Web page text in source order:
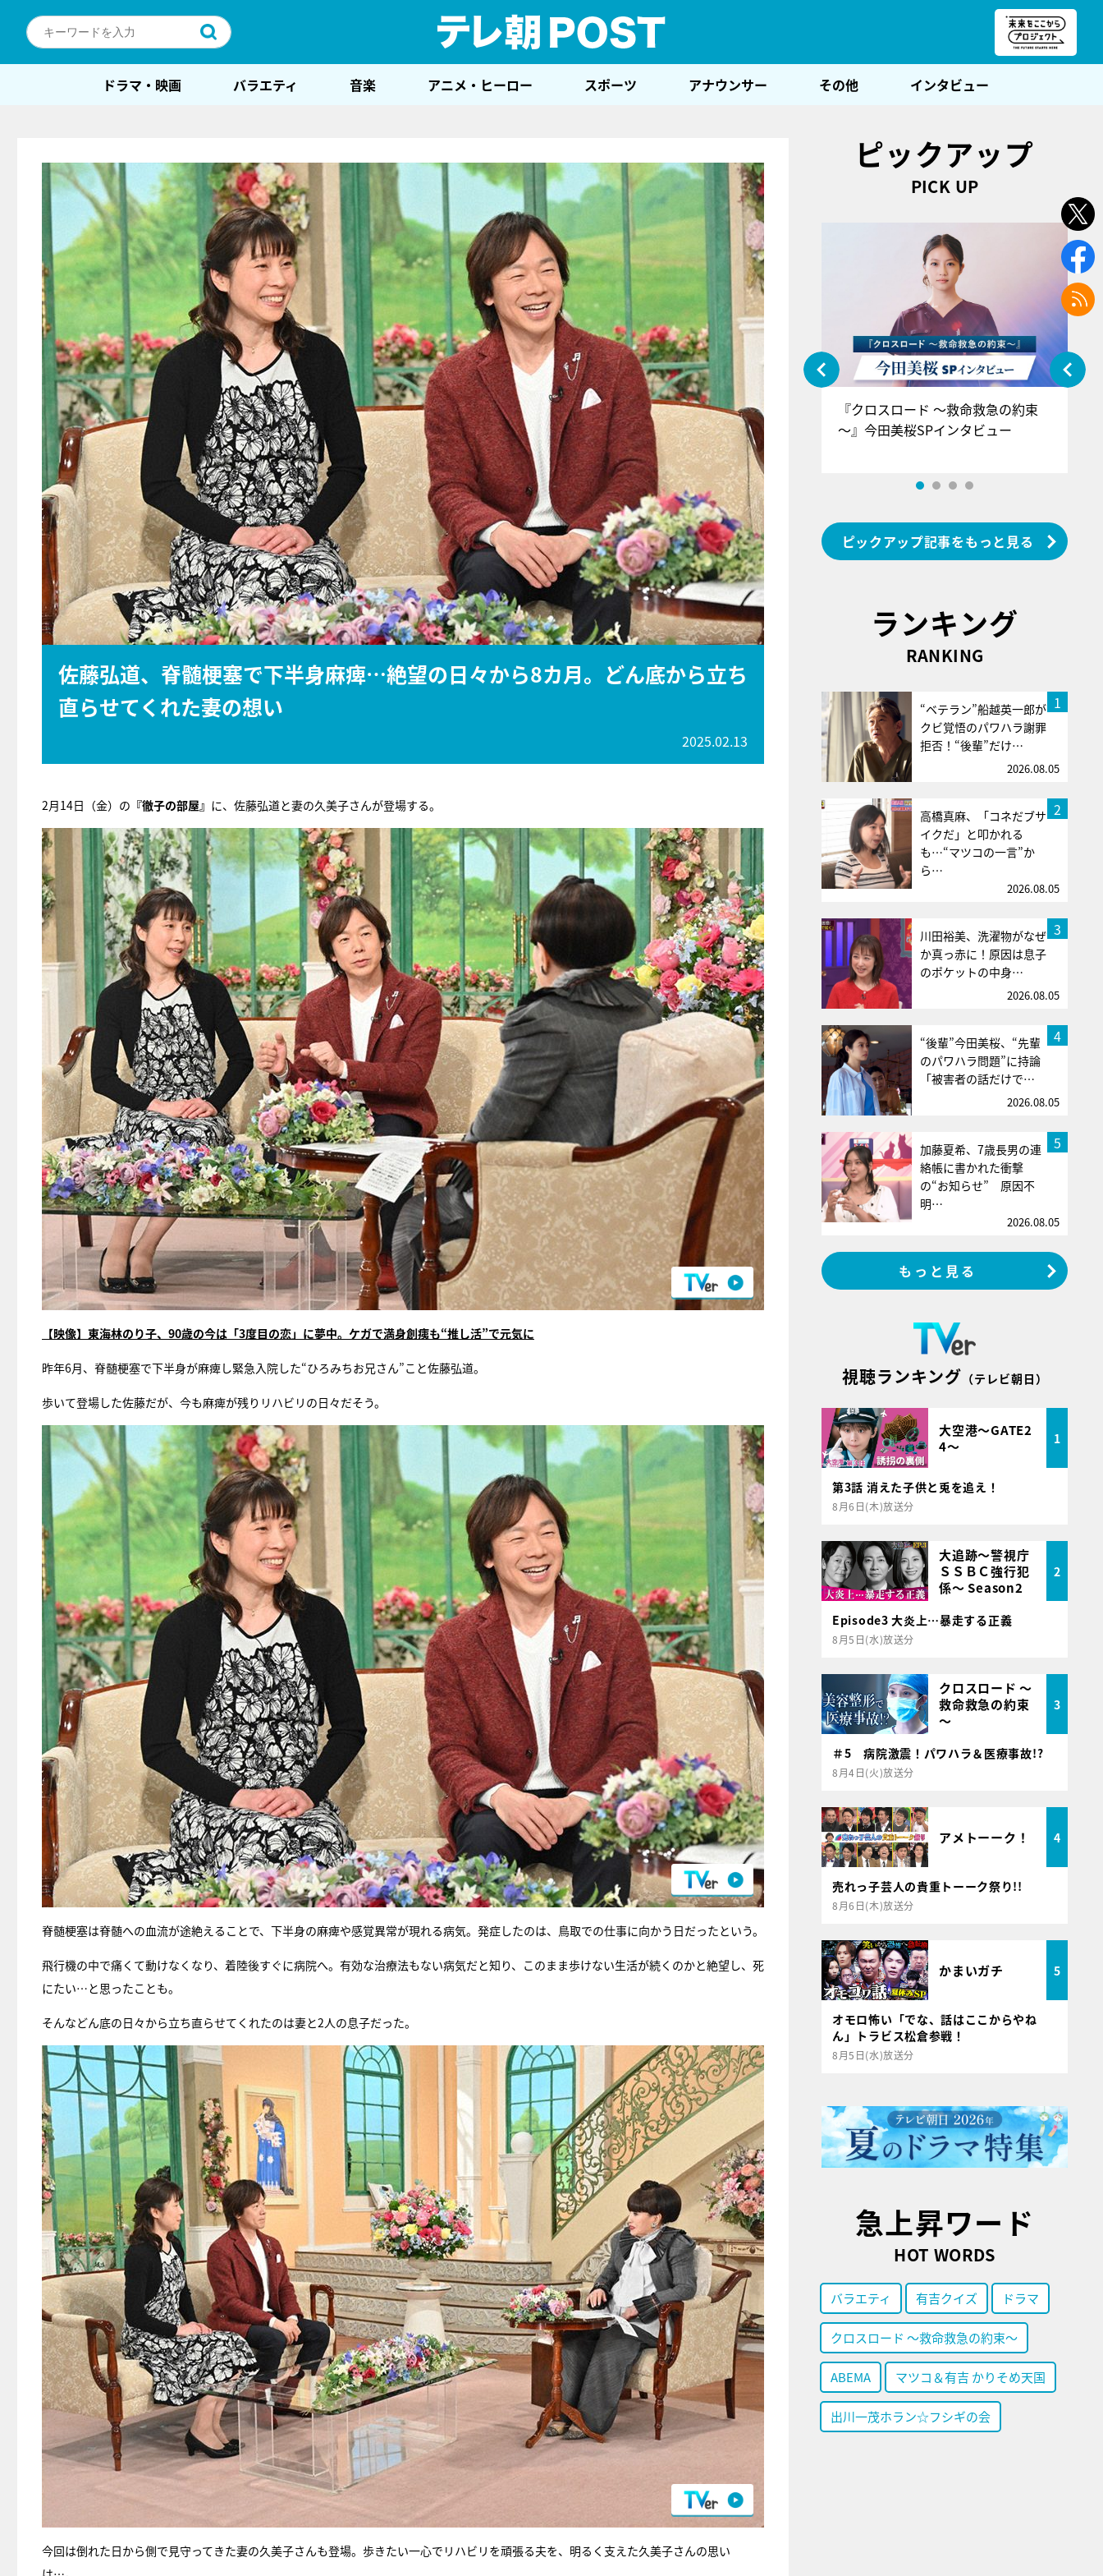
ドラマ・映画 バラエティ 音楽 アニメ・ヒーロー スポーツ アナウンサー その他 インタビュー
佐藤弘道、脊髄梗塞で下半身麻痺…絶望の日々から8カ月。どん底から立ち
直らせてくれた妻の想い
2025.02.13
2月14日（金）の 『徹子の部屋』 に、佐藤弘道と妻の久美子さんが登場する。
【映像】東海林のり子、90歳の今は「3度目の恋」に夢中。ケガで満身創痍も“推し活”で元気に
昨年6月、脊髄梗塞で下半身が麻痺し緊急入院した“ひろみちお兄さん”こと佐藤弘道。
歩いて登場した佐藤だが、今も麻痺が残りリハビリの日々だそう。
脊髄梗塞は脊髄への血流が途絶えることで、下半身の麻痺や感覚異常が現れる病気。発症したのは、鳥取での仕事に向かう日だったという。
飛行機の中で痛くて動けなくなり、着陸後すぐに病院へ。有効な治療法もない病気だと知り、このまま歩けない生活が続くのかと絶望し、死
にたい…と思ったことも。
そんなどん底の日々から立ち直らせてくれたのは妻と2人の息子だった。
今回は倒れた日から側で見守ってきた妻の久美子さんも登場。歩きたい一心でリハビリを頑張る夫を、明るく支えた久美子さんの思い
ピックアップ
PICK UP
『アイ＝ラブ！げーみんぐ』＝LOV
E齋藤樹愛羅＆佐々木舞香SPインタ
ビュー
『クロスロード ～救命救急の約束
～』今田美桜SPインタビュー
ピックアップ記事をもっと見る
ランキング
RANKING
1
“ベテラン”船越英一郎が
クビ覚悟のパワハラ謝罪
拒否！“後輩”だけ…
2026.08.05
2
高橋真麻、「コネだブサ
イクだ」と叩かれる
も…“マツコの一言”か
ら…
2026.08.05
3
川田裕美、洗濯物がなぜ
か真っ赤に！原因は息子
のポケットの中身…
2026.08.05
4
“後輩”今田美桜、“先輩
のパワハラ問題”に持論
「被害者の話だけで…
2026.08.05
5
加藤夏希、7歳長男の連
絡帳に書かれた衝撃
の“お知らせ” 原因不
明…
2026.08.05
もっと見る
視聴ランキング （テレビ朝日）
大空港～GATE2
4～
1
第3話 消えた子供と兎を追え！
8月6日(木)放送分
大追跡～警視庁
ＳＳＢＣ強行犯
係～ Season2
2
Episode3 大炎上…暴走する正義
8月5日(水)放送分
クロスロード ～
救命救急の約束
～
3
＃5 病院激震！パワハラ＆医療事故!?
8月4日(火)放送分
アメトーーク！ 4
売れっ子芸人の貴重トーーク祭り!!
8月6日(木)放送分
かまいガチ 5
オモロ怖い「でな、話はここからやね
ん」トラビス松倉参戦！
8月5日(水)放送分
急上昇ワード
HOT WORDS
バラエティ 有吉クイズ ドラマ
クロスロード ～救命救急の約束～
ABEMA マツコ＆有吉 かりそめ天国
出川一茂ホラン☆フシギの会